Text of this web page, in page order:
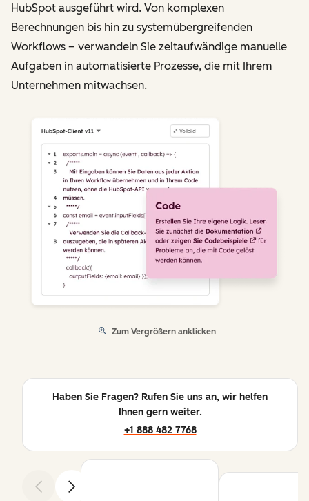
HubSpot ausgeführt wird. Von komplexen
Berechnungen bis hin zu systemübergreifenden
Workflows – verwandeln Sie zeitaufwändige manuelle
Aufgaben in automatisierte Prozesse, die mit Ihrem
Unternehmen mitwachsen.
Zum Vergrößern anklicken
Haben Sie Fragen? Rufen Sie uns an, wir helfen
Ihnen gern weiter.
+1 888 482 7768
ZurückWeiter